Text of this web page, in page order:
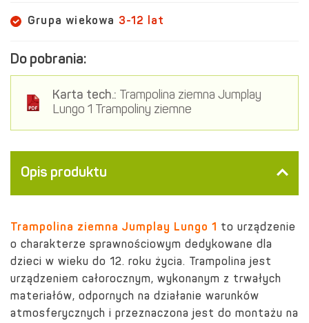
Grupa wiekowa 3-12 lat
Do pobrania:
Karta tech.: Trampolina ziemna Jumplay
Lungo 1 Trampoliny ziemne
Opis produktu
Trampolina ziemna Jumplay Lungo 1
to urządzenie
o charakterze sprawnościowym dedykowane dla
dzieci w wieku do 12. roku życia. Trampolina jest
urządzeniem całorocznym, wykonanym z trwałych
materiałów, odpornych na działanie warunków
atmosferycznych i przeznaczona jest do montażu na